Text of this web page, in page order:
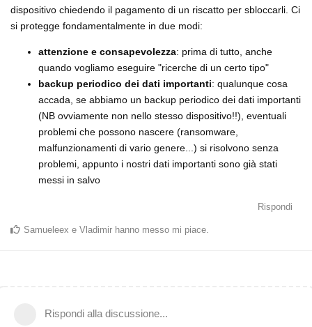
dispositivo chiedendo il pagamento di un riscatto per sbloccarli. Ci
si protegge fondamentalmente in due modi:
attenzione e consapevolezza: prima di tutto, anche
quando vogliamo eseguire "ricerche di un certo tipo"
backup periodico dei dati importanti: qualunque cosa
accada, se abbiamo un backup periodico dei dati importanti
(NB ovviamente non nello stesso dispositivo!!), eventuali
problemi che possono nascere (ransomware,
malfunzionamenti di vario genere...) si risolvono senza
problemi, appunto i nostri dati importanti sono già stati
messi in salvo
Rispondi
Samueleex e Vladimir hanno messo mi piace
Rispondi alla discussione...